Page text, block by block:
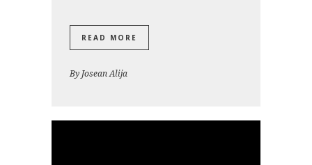
READ MORE
By Josean Alija